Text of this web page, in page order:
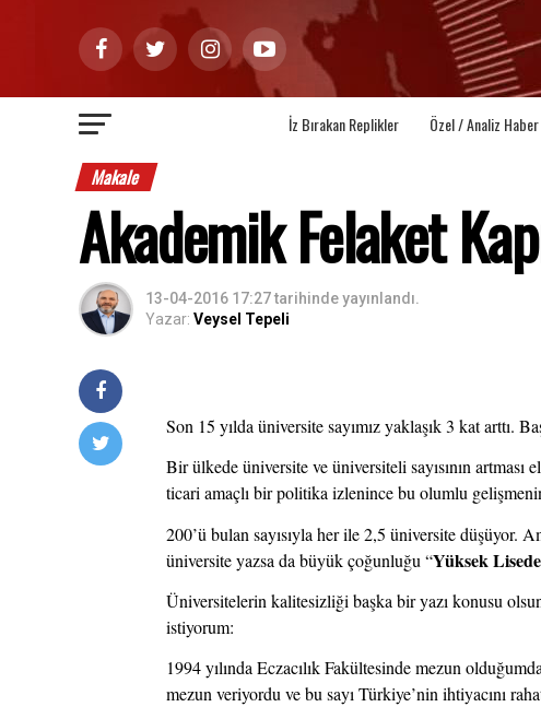
İz Bırakan Replikler Özel / Analiz Haber
Makale
Akademik Felaket
13-04-2016 17:27tarihinde yayınlandı.
Yazar: Veysel Tepeli
Son 15 yılda üniversite sayımız yaklaşık 3 kat arttı.
Bir ülkede üniversite ve üniversiteli sayısının artması
ticari amaçlı bir politika izlenince bu olumlu
200’ü bulan sayısıyla her ile 2,5 üniversite düşüyor.
üniversite yazsa da büyük çoğunluğu “Yüksek
Üniversitelerin kalitesizliği başka bir yazı konusu
istiyorum:
1994 yılında Eczacılık Fakültesinde mezun
mezun veriyordu ve bu sayı Türkiye’nin ihtiyacını